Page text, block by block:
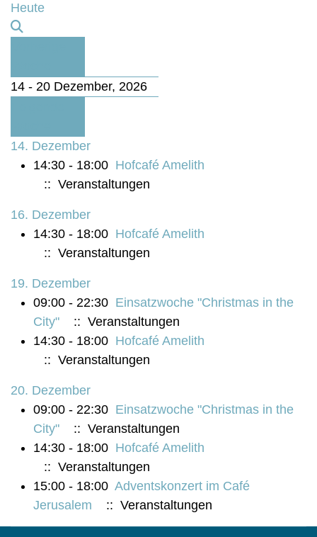
Heute
14 - 20 Dezember, 2026
14. Dezember
14:30 - 18:00 Hofcafé Amelith
:: Veranstaltungen
16. Dezember
14:30 - 18:00 Hofcafé Amelith
:: Veranstaltungen
19. Dezember
09:00 - 22:30 Einsatzwoche "Christmas in the
City"
:: Veranstaltungen
14:30 - 18:00 Hofcafé Amelith
:: Veranstaltungen
20. Dezember
09:00 - 22:30 Einsatzwoche "Christmas in the
City"
:: Veranstaltungen
14:30 - 18:00 Hofcafé Amelith
:: Veranstaltungen
15:00 - 18:00 Adventskonzert im Café
Jerusalem
:: Veranstaltungen